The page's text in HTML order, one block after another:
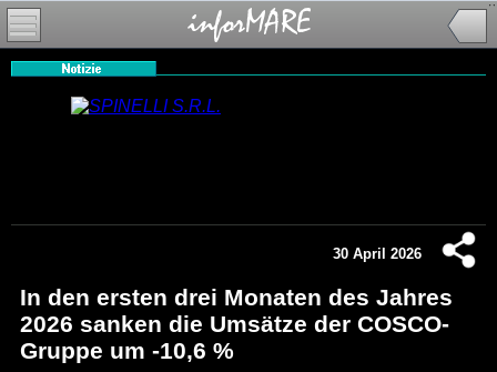
30 April 2026
In den ersten drei Monaten des Jahres
2026 sanken die Umsätze der COSCO-
Gruppe um -10,6 %